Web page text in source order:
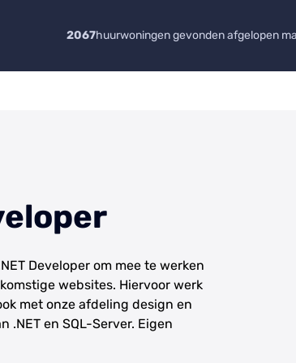
2067huurwoningen gevonden afgelopen
Developer om mee te werken
websites. Hiervoor werk
met onze afdeling design en
en SQL-Server. Eigen